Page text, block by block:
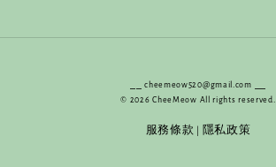
⎯⎯ cheemeow520@gmail.com ⎯⎯
© 2026 CheeMeow All rights reserved.
服務條款 隱私政策